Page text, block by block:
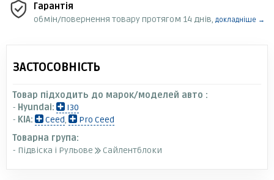
Гарантія
обмін/повернення товару протягом 14 днів, докладніше →
ЗАСТОСОВНІСТЬ
Товар підходить до марок/моделей авто :
- Hyundai:
I30
- KIA: Ceed,
Pro Ceed
Товарна група:
- Підвіска і Рульове
Сайлентблоки